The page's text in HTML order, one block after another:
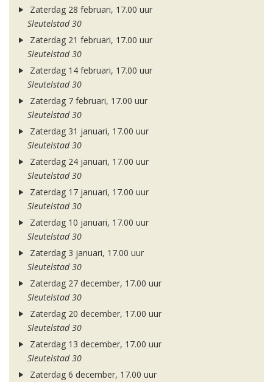
Zaterdag 28 februari, 17.00 uur
Sleutelstad 30
Zaterdag 21 februari, 17.00 uur
Sleutelstad 30
Zaterdag 14 februari, 17.00 uur
Sleutelstad 30
Zaterdag 7 februari, 17.00 uur
Sleutelstad 30
Zaterdag 31 januari, 17.00 uur
Sleutelstad 30
Zaterdag 24 januari, 17.00 uur
Sleutelstad 30
Zaterdag 17 januari, 17.00 uur
Sleutelstad 30
Zaterdag 10 januari, 17.00 uur
Sleutelstad 30
Zaterdag 3 januari, 17.00 uur
Sleutelstad 30
Zaterdag 27 december, 17.00 uur
Sleutelstad 30
Zaterdag 20 december, 17.00 uur
Sleutelstad 30
Zaterdag 13 december, 17.00 uur
Sleutelstad 30
Zaterdag 6 december, 17.00 uur